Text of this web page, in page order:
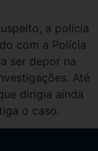
a polícia
com a Polícia
ser depor na
Até
dirigia ainda
o caso.